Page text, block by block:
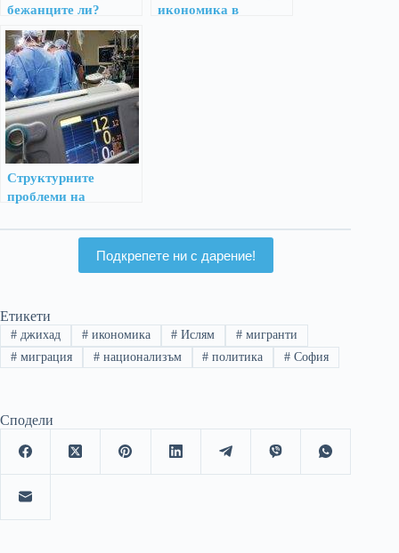
бежанците ли?
икономика в
Структурните
проблеми на
– едно възможно
Подкрепете ни с дарение!
Етикети
#джихад #икономика # Ислям # мигранти
#миграция #национализъм # политика # София
Сподели